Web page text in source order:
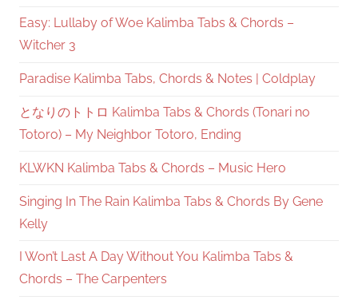
Easy: Lullaby of Woe Kalimba Tabs & Chords –
Witcher 3
Paradise Kalimba Tabs, Chords & Notes | Coldplay
となりのトトロ Kalimba Tabs & Chords (Tonari no
Totoro) – My Neighbor Totoro, Ending
KLWKN Kalimba Tabs & Chords – Music Hero
Singing In The Rain Kalimba Tabs & Chords By Gene
Kelly
I Won’t Last A Day Without You Kalimba Tabs &
Chords – The Carpenters